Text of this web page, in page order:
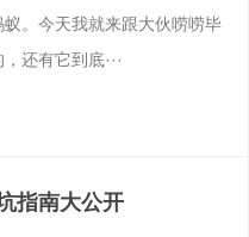
。今天我就来跟大伙唠唠毕
还有它到底···
指南大公开